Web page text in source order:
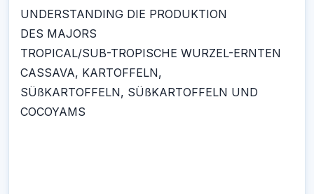
UNDERSTANDING DIE PRODUKTION
DES MAJORS
TROPICAL/SUB-TROPISCHE WURZEL-ERNTEN
CASSAVA, KARTOFFELN,
SÜßKARTOFFELN, SÜßKARTOFFELN UND
COCOYAMS